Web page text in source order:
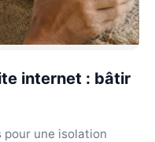
internet : bâtir
pour une isolation